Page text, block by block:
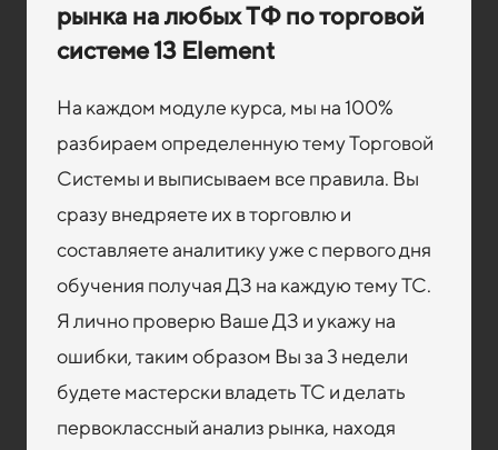
рынка на любых ТФ по торговой
системе 13 Element
На каждом модуле курса, мы на 100%
разбираем определенную тему Торговой
Системы и выписываем все правила. Вы
сразу внедряете их в торговлю и
составляете аналитику уже с первого дня
обучения получая ДЗ на каждую тему ТС.
Я лично проверю Ваше ДЗ и укажу на
ошибки, таким образом Вы за 3 недели
будете мастерски владеть ТС и делать
первоклассный анализ рынка, находя